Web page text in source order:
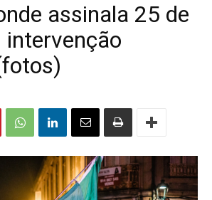
assinala 25 de